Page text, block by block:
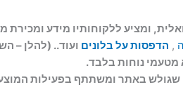
ומציע ללקוחותיו מידע ומכירת
, הדפסות על בלונים ועוד.. (להלן –
מטעמי נוחות בלבד.
באתר ומשתתף בפעילות